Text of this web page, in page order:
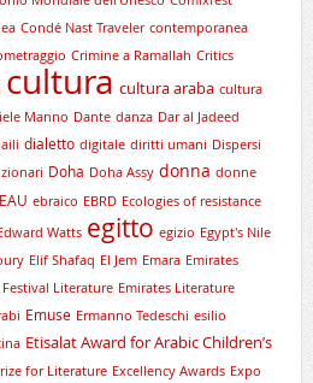
Condé Nast Traveler contemporanea
Crimine a Ramallah Critics
cultura cultura araba cultura
Manno Dante danza Dar al Jadeed
dialetto digitale diritti umani Dispersi
Doha Doha Assy donna donne
EAU ebraico EBRD Ecologies of resistance
Watts egitto egizio Egypt's Nile
Elif Shafaq El Jem Emara Emirates
Literature Emirates Literature
Emuse Ermanno Tedeschi esilio
Etisalat Award for Arabic Children’s
for Literature Excellency Awards Expo